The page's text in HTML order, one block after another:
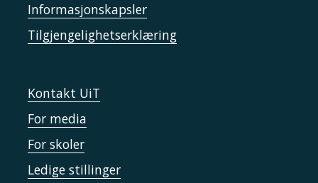
Informasjonskapsler
Tilgjengelighetserklæring
Kontakt UiT
For media
For skoler
Ledige stillinger